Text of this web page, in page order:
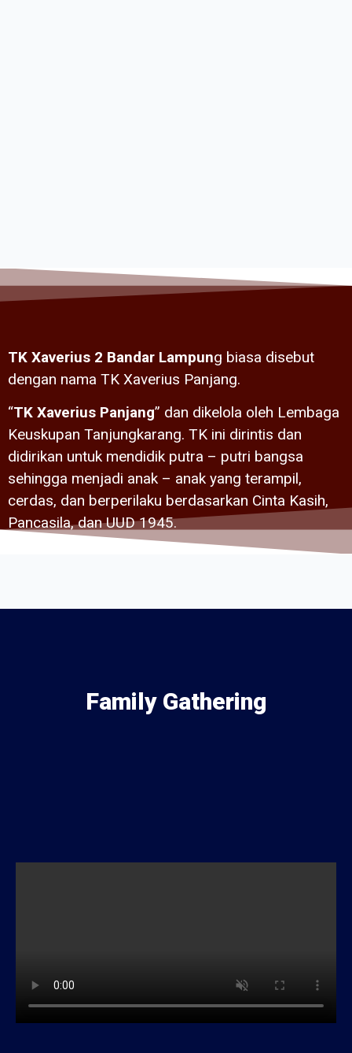
TK Xaverius 2 Bandar Lampung biasa disebut
dengan nama TK Xaverius Panjang.
“TK Xaverius Panjang” dan dikelola oleh Lembaga
Keuskupan Tanjungkarang. TK ini dirintis dan
didirikan untuk mendidik putra – putri bangsa
sehingga menjadi anak – anak yang terampil,
cerdas, dan berperilaku berdasarkan Cinta Kasih,
Pancasila, dan UUD 1945.
Family Gathering